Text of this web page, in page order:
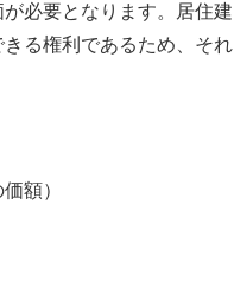
必要となります。居住建
る権利であるため、それ
額）